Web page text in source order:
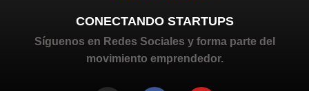
CONECTANDO STARTUPS
Síguenos en Redes Sociales y forma parte del
movimiento emprendedor.